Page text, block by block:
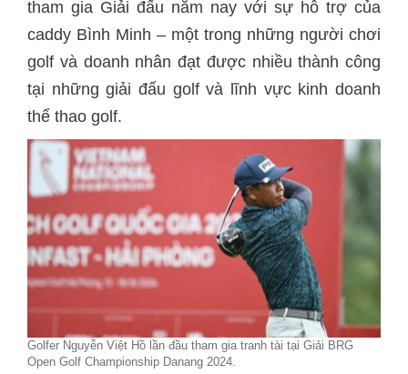
tham gia Giải đấu năm nay với sự hỗ trợ của
caddy Bình Minh – một trong những người chơi
golf và doanh nhân đạt được nhiều thành công
tại những giải đấu golf và lĩnh vực kinh doanh
thể thao golf.
Golfer Nguyễn Việt Hồ lần đầu tham gia tranh tài tại Giải BRG
Open Golf Championship Danang 2024.